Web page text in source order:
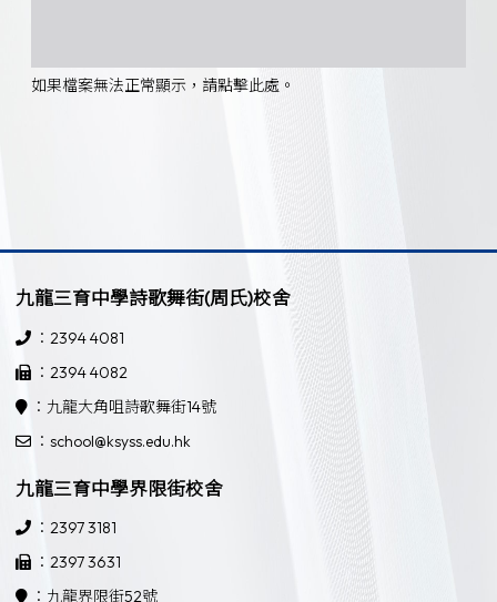
如果檔案無法正常顯示，請點擊此處。
九龍三育中學詩歌舞街(周氏)校舍
：2394 4081
：2394 4082
：九龍大角咀詩歌舞街14號
：school@ksyss.edu.hk
九龍三育中學界限街校舍
：2397 3181
：2397 3631
：九龍界限街52號